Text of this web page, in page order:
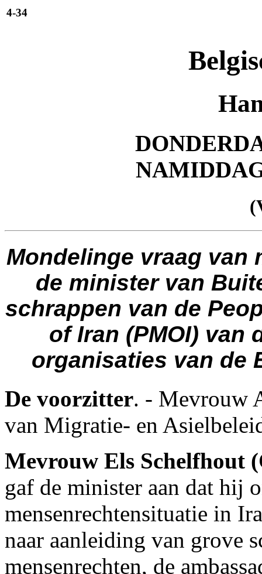
4-34
Mondelinge vraag van
de minister van
schrappen van de
of Iran (PMOI)
organisaties van de
De voorzitter. - Mevrouw
van Migratie- en
Mevrouw Els Schelfhout
gaf de minister aan dat hij
mensenrechtensituatie in
naar aanleiding van grove
mensenrechten, de